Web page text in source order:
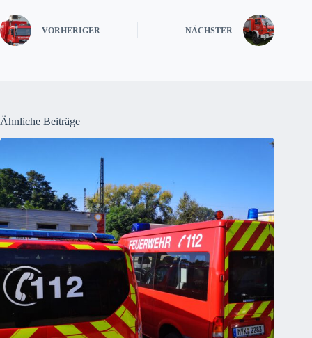
VORHERIGER NÄCHSTER
Ähnliche Beiträge